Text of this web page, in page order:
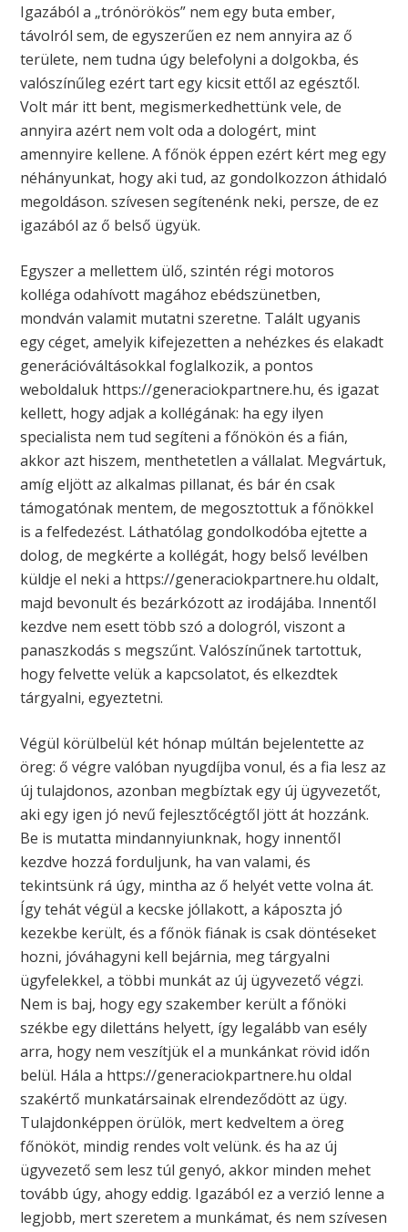
Igazából a „trónörökös” nem egy buta ember,
távolról sem, de egyszerűen ez nem annyira az ő
területe, nem tudna úgy belefolyni a dolgokba, és
valószínűleg ezért tart egy kicsit ettől az egésztől.
Volt már itt bent, megismerkedhettünk vele, de
annyira azért nem volt oda a dologért, mint
amennyire kellene. A főnök éppen ezért kért meg egy
néhányunkat, hogy aki tud, az gondolkozzon áthidaló
megoldáson. szívesen segítenénk neki, persze, de ez
igazából az ő belső ügyük.
Egyszer a mellettem ülő, szintén régi motoros
kolléga odahívott magához ebédszünetben,
mondván valamit mutatni szeretne. Talált ugyanis
egy céget, amelyik kifejezetten a nehézkes és elakadt
generációváltásokkal foglalkozik, a pontos
weboldaluk https://generaciokpartnere.hu, és igazat
kellett, hogy adjak a kollégának: ha egy ilyen
specialista nem tud segíteni a főnökön és a fián,
akkor azt hiszem, menthetetlen a vállalat. Megvártuk,
amíg eljött az alkalmas pillanat, és bár én csak
támogatónak mentem, de megosztottuk a főnökkel
is a felfedezést. Láthatólag gondolkodóba ejtette a
dolog, de megkérte a kollégát, hogy belső levélben
küldje el neki a https://generaciokpartnere.hu oldalt,
majd bevonult és bezárkózott az irodájába. Innentől
kezdve nem esett több szó a dologról, viszont a
panaszkodás s megszűnt. Valószínűnek tartottuk,
hogy felvette velük a kapcsolatot, és elkezdtek
tárgyalni, egyeztetni.
Végül körülbelül két hónap múltán bejelentette az
öreg: ő végre valóban nyugdíjba vonul, és a fia lesz az
új tulajdonos, azonban megbíztak egy új ügyvezetőt,
aki egy igen jó nevű fejlesztőcégtől jött át hozzánk.
Be is mutatta mindannyiunknak, hogy innentől
kezdve hozzá forduljunk, ha van valami, és
tekintsünk rá úgy, mintha az ő helyét vette volna át.
Így tehát végül a kecske jóllakott, a káposzta jó
kezekbe került, és a főnök fiának is csak döntéseket
hozni, jóváhagyni kell bejárnia, meg tárgyalni
ügyfelekkel, a többi munkát az új ügyvezető végzi.
Nem is baj, hogy egy szakember került a főnöki
székbe egy dilettáns helyett, így legalább van esély
arra, hogy nem veszítjük el a munkánkat rövid időn
belül. Hála a https://generaciokpartnere.hu oldal
szakértő munkatársainak elrendeződött az ügy.
Tulajdonképpen örülök, mert kedveltem a öreg
főnököt, mindig rendes volt velünk. és ha az új
ügyvezető sem lesz túl genyó, akkor minden mehet
tovább úgy, ahogy eddig. Igazából ez a verzió lenne a
legjobb, mert szeretem a munkámat, és nem szívesen